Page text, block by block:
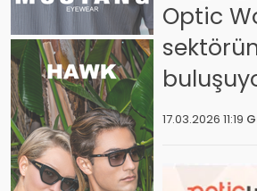
Optic
17.03.2026 11:19